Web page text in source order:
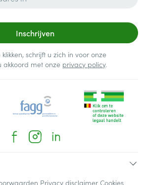
Inschrijven
schrijft u zich in voor onze
akkoord met onze privacy policy.
Privacy disclaimer Cookies